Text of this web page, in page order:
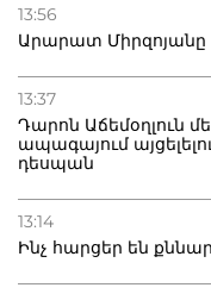
13:56
Արարատ Միրզոյանը
13:37
Դարոն Աճեմօղլուն
ապագայում
դեսպան
13:14
Ինչ հարցեր են